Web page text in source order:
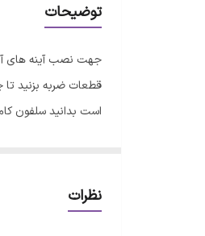
توضیحات
جهت نصب آینه های
قطعات ضربه بزنید
است بدانید سلفون
نظرات